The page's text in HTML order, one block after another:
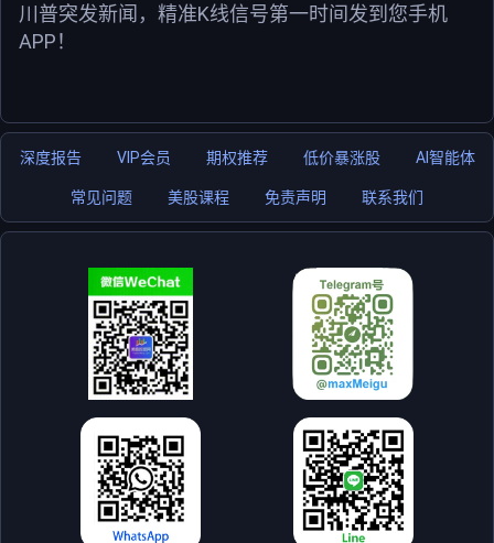
川普突发新闻，精准K线信号第一时间发到您手机
APP！
深度报告 VIP会员 期权推荐 低价暴涨股 AI智能体
常见问题 美股课程 免责声明 联系我们